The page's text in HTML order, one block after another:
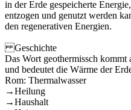
in der Erde gespeicherte
entzogen und genutzt werden
den regenerativen Energien.
Geschichte
Das Wort geothermissch kommt
und bedeutet die Wärme der
Rom: Thermalwasser
→Heilung
→Haushalt